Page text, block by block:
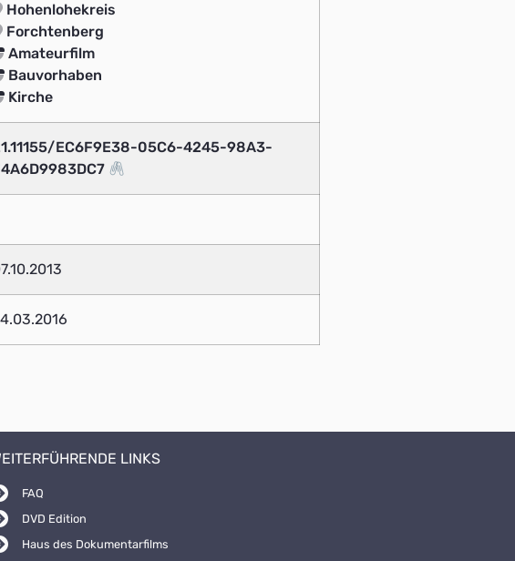
Hohenlohekreis
Forchtenberg
Amateurfilm
Bauvorhaben
Kirche
EC6F9E38-05C6-4245-98A3-
LINKS
FAQ
DVD Edition
Haus des Dokumentarfilms